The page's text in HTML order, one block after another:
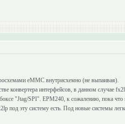
eMMC внутрисхемно (не выпаивая).
конвертера интерфейсов, в данном случае
"Jtag/SPI". EPM240, к сожалению, пока что
под эту систему есть. Под новые системы